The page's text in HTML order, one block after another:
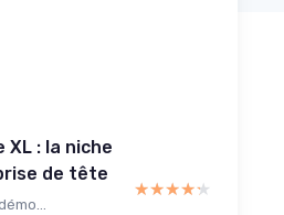
: la niche
de tête
★★★★★
★★★★★